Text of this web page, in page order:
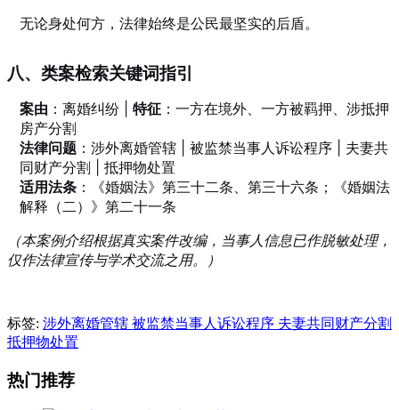
无论身处何方，法律始终是公民最坚实的后盾。
八、类案检索关键词指引
案由 ：离婚纠纷 | 特征 ：一方在境外、一方被羁押、涉抵押
房产分割
法律问题 ：涉外离婚管辖 | 被监禁当事人诉讼程序 | 夫妻共
同财产分割 | 抵押物处置
适用法条 ：《婚姻法》第三十二条、第三十六条；《婚姻法
解释（二）》第二十一条
（本案例介绍根据真实案件改编，当事人信息已作脱敏处理，
仅作法律宣传与学术交流之用。）
标签: 涉外离婚管辖 被监禁当事人诉讼程序 夫妻共同财产分割
抵押物处置
热门推荐